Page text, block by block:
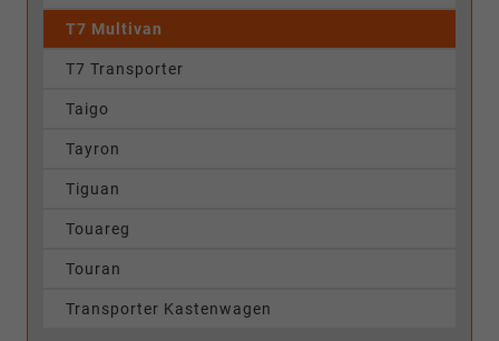
T7 Multivan
T7 Transporter
Taigo
Tayron
Tiguan
Touareg
Touran
Transporter Kastenwagen